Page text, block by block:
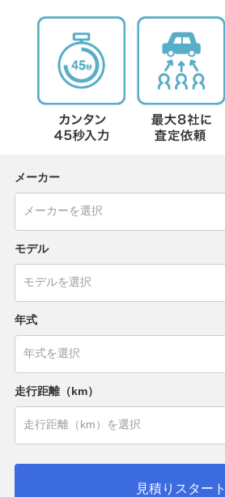
メーカー
モデル
年式
走行距離（km）
見積りスタート